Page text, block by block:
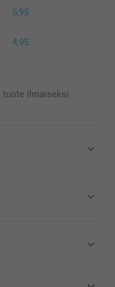
5,95
4,95
tuote ilmaiseksi
arvonlisäveron ja